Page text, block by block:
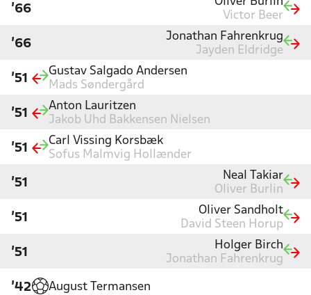
'66
Victor Beer
'66
Jonathan Fahrenkrug
Jayden Eldridge
'51
Gustav Salgado Andersen
Mads Søndergård
'51
Anton Lauritzen
Jakob Uhd Bakkensen Nielsen
'51
Carl Vissing Korsbæk
Sofus Malmvig Hollænder
'51
Neal Takiar
Oliver Burlin
'51
Oliver Sandholt
David Steen Horup
'51
Holger Birch
Jonathan Fahrenkrug
'42 August Termansen